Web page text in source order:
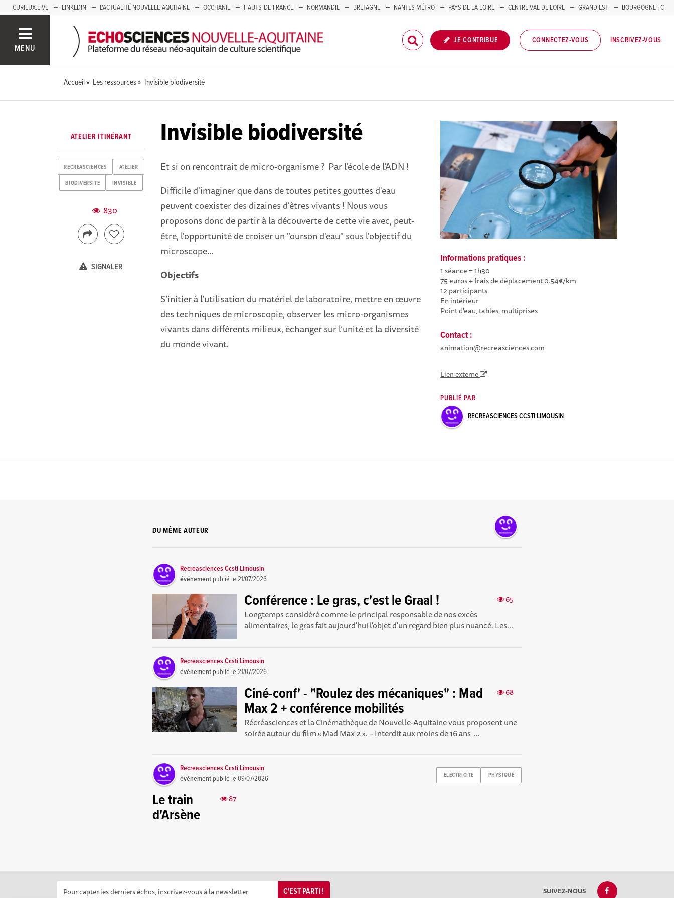
CURIEUX.LIVE LINKEDIN L'ACTUALITÉ NOUVELLE-AQUITAINE OCCITANIE HAUTS-DE-FRANCE NORMANDIE BRETAGNE NANTES MÉTRO PAYS DE LA LOIRE CENTRE VAL DE LOIRE GRAND EST
BOURGOGNE FC
MENU
JE CONTRIBUE CONNECTEZ-VOUS INSCRIVEZ-VOUS
Accueil Les ressources Invisible biodiversité
Invisible biodiversité
Et si on rencontrait de micro-organisme ? Par l’école de l’ADN !
Difficile d'imaginer que dans de toutes petites gouttes d'eau
peuvent coexister des dizaines d'êtres vivants ! Nous vous
proposons donc de partir à la découverte de cette vie avec, peut-
être, l'opportunité de croiser un "ourson d'eau" sous l'objectif du
microscope...
Objectifs
S’initier à l’utilisation du matériel de laboratoire, mettre en œuvre
des techniques de microscopie, observer les micro-organismes
vivants dans différents milieux, échanger sur l’unité et la diversité
du monde vivant.
Informations pratiques :
1 séance = 1h30
75 euros + frais de déplacement 0.54€/km
12 participants
En intérieur
Point d'eau, tables, multiprises
Contact :
animation@recreasciences.com
Lien externe
PUBLIÉ PAR
RECREASCIENCES CCSTI LIMOUSIN
ATELIER ITINÉRANT
RECREASCIENCES ATELIER
BIODIVERSITE INVISIBLE
830
SIGNALER
DU MÊME AUTEUR
Recreasciences Ccsti Limousin
événement publié le21/07/2026
65
Conférence : Le gras, c'est le Graal !
Longtemps considéré comme le principal responsable de nos excès
alimentaires, le gras fait aujourd'hui l'objet d'un regard bien plus nuancé. Les...
Recreasciences Ccsti Limousin
événement publié le21/07/2026
68
Ciné-conf' - "Roulez des mécaniques" : Mad
Max 2 + conférence mobilités
Récréasciences et la Cinémathèque de Nouvelle-Aquitaine vous proposent une
soirée autour du film « Mad Max 2 ». – Interdit aux moins de 16 ans ...
ELECTRICITE PHYSIQUE
Recreasciences Ccsti Limousin
événement publié le09/07/2026
87
Le train
d'Arsène
C'EST PARTI ! SUIVEZ-NOUS